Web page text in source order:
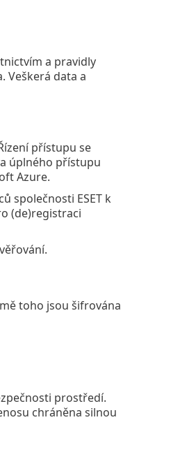
a pravidly
Veškerá data a
přístupu se
úplného přístupu
Azure.
společnosti ESET k
(de)registraci
toho jsou šifrována
prostředí.
chráněna silnou